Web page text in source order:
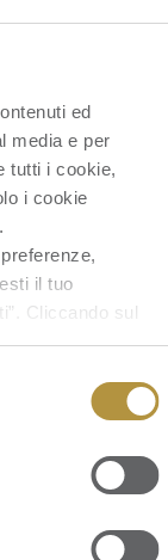
ed
media e per
tutti i cookie,
i cookie
il tuo
Cliccando sul
senza
alla cookie